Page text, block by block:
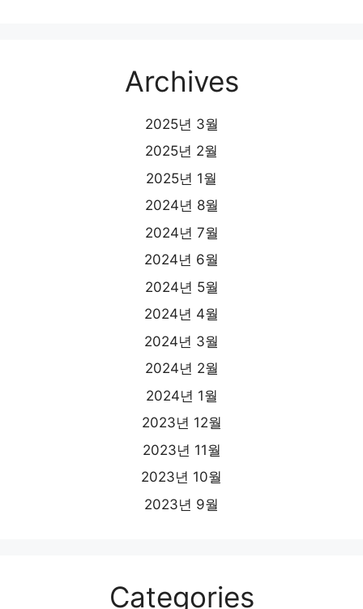
Archives
2025년 3월
2025년 2월
2025년 1월
2024년 8월
2024년 7월
2024년 6월
2024년 5월
2024년 4월
2024년 3월
2024년 2월
2024년 1월
2023년 12월
2023년 11월
2023년 10월
2023년 9월
Categories